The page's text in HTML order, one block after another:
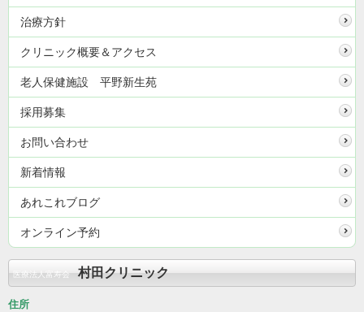
治療方針
クリニック概要＆アクセス
老人保健施設 平野新生苑
採用募集
お問い合わせ
新着情報
あれこれブログ
オンライン予約
医療法人富寿会村田クリニック
住所